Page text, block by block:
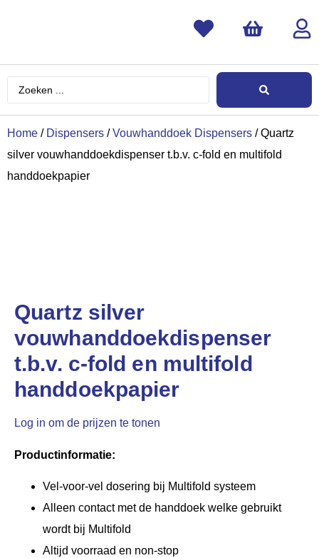
Home / Dispensers /Vouwhanddoek Dispensers / Quartz
silver vouwhanddoekdispenser t.b.v. c-fold en multifold
handdoekpapier
Quartz silver
vouwhanddoekdispenser
t.b.v. c-fold en multifold
handdoekpapier
Log in om de prijzen te tonen
Productinformatie:
Vel-voor-vel dosering bij Multifold systeem
Alleen contact met de handdoek welke gebruikt
wordt bij Multifold
Altijd voorraad en non-stop